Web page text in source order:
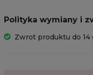
Polityka wymiany i
Zwrot produktu do 14